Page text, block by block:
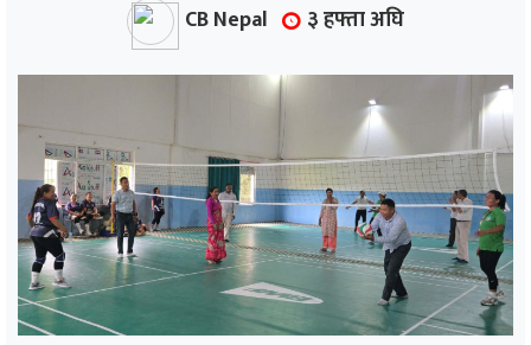
CB Nepal ३ हफ्ता अघि